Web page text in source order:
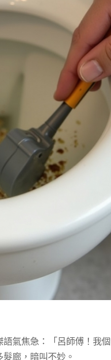
氣焦急：「呂師傅！我個
廊，暗叫不妙。